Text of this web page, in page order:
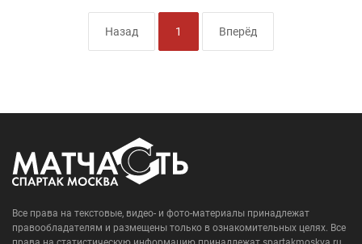
Назад 1 Вперёд
Все права на текстовые, видео- и фото-материалы принадлежат
правообладателям и размещены только в ознакомительных целях. Все